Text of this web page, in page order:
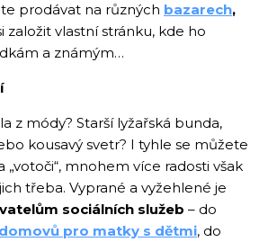
prodávat na různých bazarech,
vlastní stránku, kde ho
a známým…
z módy? Starší lyžařská bunda,
kousavý svetr? I tyhle se můžete
mnohem více radosti však
třeba. Vyprané a vyžehlené je
sociálních služeb – do
domovů pro matky s dětmi, do